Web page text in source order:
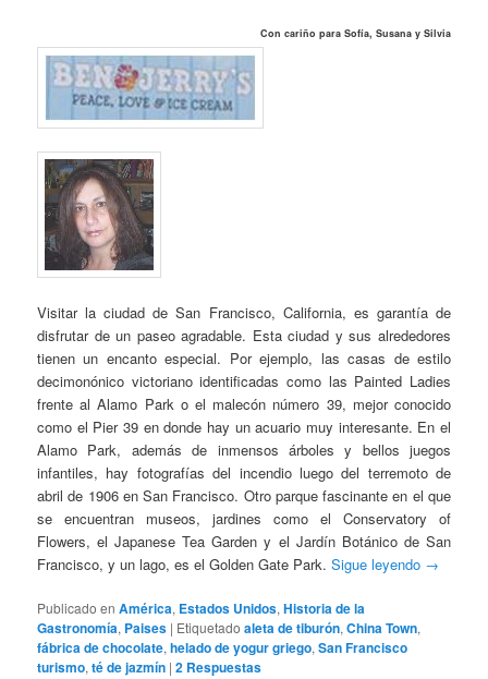
Con cariño para Sofía, Susana y Silvia
Visitar la ciudad de San Francisco, California, es garantía de
disfrutar de un paseo agradable. Esta ciudad y sus alrededores
tienen un encanto especial. Por ejemplo, las casas de estilo
decimonónico victoriano identificadas como las Painted Ladies
frente al Alamo Park o el malecón número 39, mejor conocido
como el Pier 39 en donde hay un acuario muy interesante. En el
Alamo Park, además de inmensos árboles y bellos juegos
infantiles, hay fotografías del incendio luego del terremoto de
abril de 1906 en San Francisco. Otro parque fascinante en el que
se encuentran museos, jardines como el Conservatory of
Flowers, el Japanese Tea Garden y el Jardín Botánico de San
Francisco, y un lago, es el Golden Gate Park.Sigue leyendo →
Publicado en América, Estados Unidos,Historia de la
Gastronomía, Paises | Etiquetado aleta de tiburón,China Town,
fábrica de chocolate,helado de yogur griego,San Francisco
turismo,té de jazmín |2 Respuestas